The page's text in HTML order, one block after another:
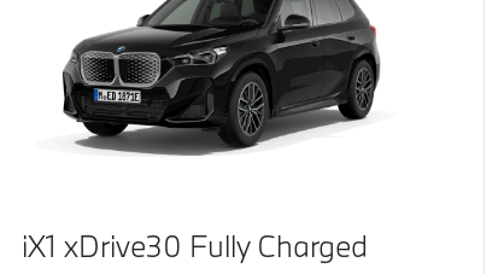
iX1 xDrive30 Fully Charged